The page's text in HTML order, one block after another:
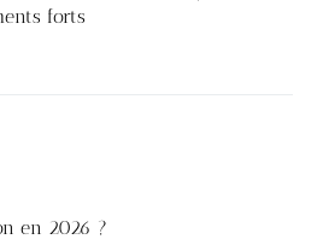
forts
en 2026 ?